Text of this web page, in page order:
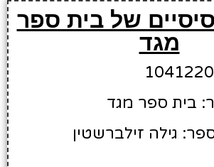
של בית ספר
מגד
בית ספר מגד
גילה זילברשטין